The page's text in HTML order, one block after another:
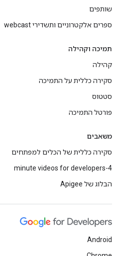
שותפים
ספרים אלקטרוניים ותשדירי webcast
תמיכה וקהילה
קהילה
סקירה כללית על התמיכה
סטטוס
פורטל התמיכה
משאבים
סקירה כללית של הכלים למפתחים
4-minute videos for developers
הבלוג של Apigee
Android